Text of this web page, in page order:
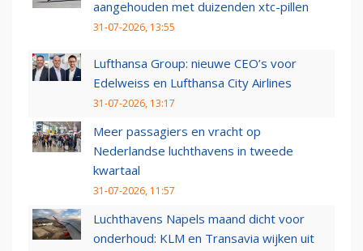
aangehouden met duizenden xtc-pillen
31-07-2026, 13:55
Lufthansa Group: nieuwe CEO’s voor
Edelweiss en Lufthansa City Airlines
31-07-2026, 13:17
Meer passagiers en vracht op
Nederlandse luchthavens in tweede
kwartaal
31-07-2026, 11:57
Luchthavens Napels maand dicht voor
onderhoud: KLM en Transavia wijken uit